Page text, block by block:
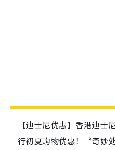
【迪士尼优惠】香港迪
行初夏购物优惠！“奇妙